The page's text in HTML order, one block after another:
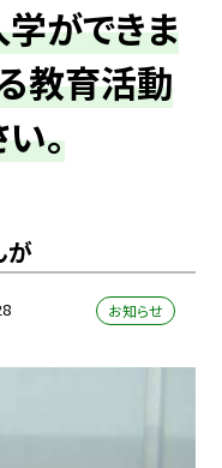
ができま
教育活動
。
が
お知らせ